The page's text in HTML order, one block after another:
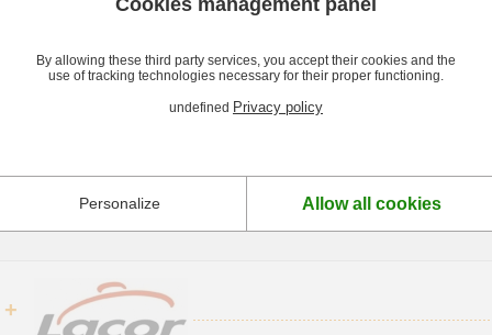
Description et caractéristiques
Description Vasque à champagne en inox Lacor
Caractéristiques Vasque à champagne en inox Lacor
En inox 18/10. 36 x 20 cm.
+
By allowing these third party services, you accept their cookies and the
use of tracking technologies necessary for their proper functioning.
undefined Privacy policy
Personalize Allow all cookies